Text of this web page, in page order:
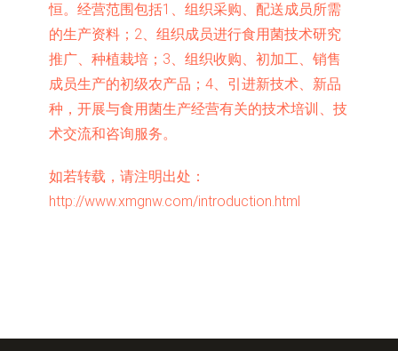
恒。经营范围包括1、组织采购、配送成员所需
的生产资料；2、组织成员进行食用菌技术研究
推广、种植栽培；3、组织收购、初加工、销售
成员生产的初级农产品；4、引进新技术、新品
种，开展与食用菌生产经营有关的技术培训、技
术交流和咨询服务。
如若转载，请注明出处：
http://www.xmgnw.com/introduction.html